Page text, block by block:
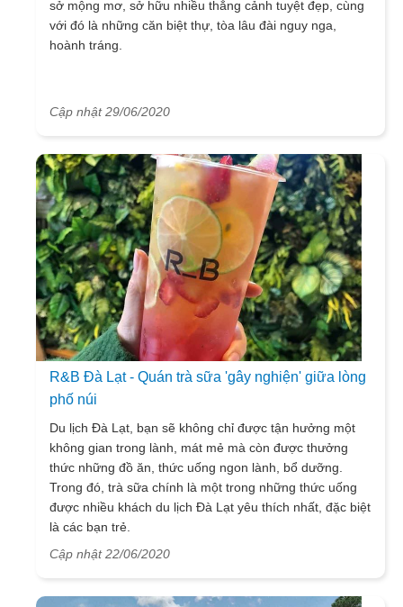
sở mộng mơ, sở hữu nhiều thắng cảnh tuyệt đẹp, cùng
với đó là những căn biệt thự, tòa lâu đài nguy nga,
hoành tráng.
Cập nhật 29/06/2020
R&B Đà Lạt - Quán trà sữa 'gây nghiện' giữa lòng
phố núi
Du lịch Đà Lạt, bạn sẽ không chỉ được tận hưởng một
không gian trong lành, mát mẻ mà còn được thưởng
thức những đồ ăn, thức uống ngon lành, bổ dưỡng.
Trong đó, trà sữa chính là một trong những thức uống
được nhiều khách du lịch Đà Lạt yêu thích nhất, đặc biệt
là các bạn trẻ.
Cập nhật 22/06/2020